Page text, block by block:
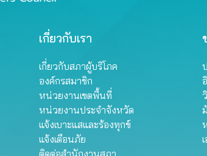
เกี่ยวกับเรา
เกี่ยวกับสภาผู้บริโภค
องค์กรสมาชิก
หน่วยงานเขตพื้นที่
หน่วยงานประจำจังหวัด
แจ้งเบาะแสและร้องทุกข์
แจ้งเตือนภัย